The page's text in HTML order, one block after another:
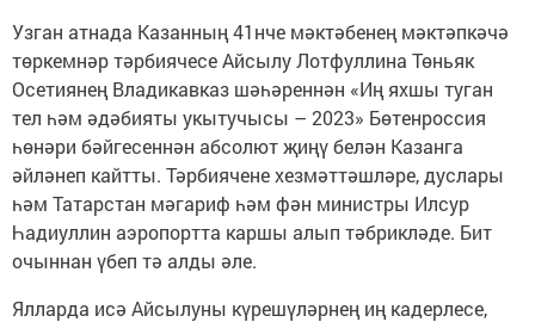
Узган атнада Казанның 41нче мәктәбенең мәктәпкәчә
төркемнәр тәрбиячесе Айсылу Лотфуллина Төньяк
Осетиянең Владикавказ шәһәреннән «Иң яхшы туган
тел һәм әдәбияты укытучысы – 2023» Бөтенроссия
һөнәри бәйгесеннән абсолют җиңү белән Казанга
әйләнеп кайтты. Тәрбиячене хезмәттәшләре, дуслары
һәм Татарстан мәгариф һәм фән министры Илсур
Һадиуллин аэропортта каршы алып тәбрикләде. Бит
очыннан үбеп тә алды әле.
Ялларда исә Айсылуны күрешүләрнең иң кадерлесе,